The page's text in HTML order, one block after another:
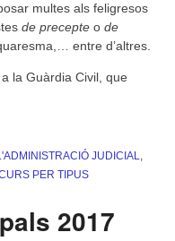
multes als feligresos
de precepte o de
entre d’altres.
la Guàrdia Civil, que
JUDICIAL,
PER TIPUS
2017